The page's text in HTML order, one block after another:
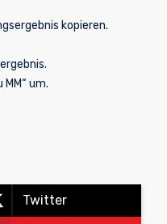
kopieren.
um.
Twitter